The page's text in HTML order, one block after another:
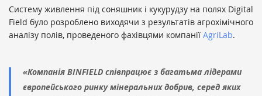
Систему живлення під соняшник і кукурудзу на полях Digital
Field було розроблено виходячи з результатів агрохімічного
аналізу полів, проведеного фахівцями компанії AgriLab.
«Компанія BINFIELD співпрацює з багатьма лідерами
європейського ринку мінеральних добрив, серед яких